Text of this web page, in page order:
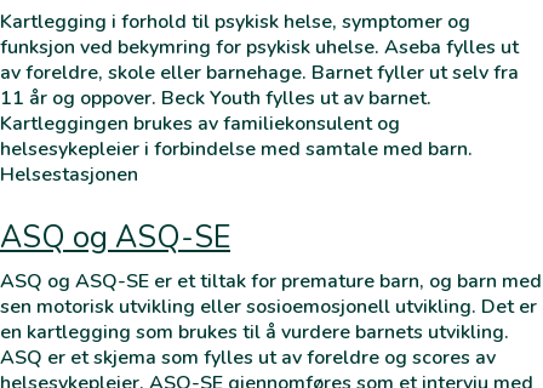
Kartlegging i forhold til psykisk helse, symptomer og
funksjon ved bekymring for psykisk uhelse. Aseba fylles ut
av foreldre, skole eller barnehage. Barnet fyller ut selv fra
11 år og oppover. Beck Youth fylles ut av barnet.
Kartleggingen brukes av familiekonsulent og
helsesykepleier i forbindelse med samtale med barn.
Helsestasjonen
ASQ og ASQ-SE
ASQ og ASQ-SE er et tiltak for premature barn, og barn med
sen motorisk utvikling eller sosioemosjonell utvikling. Det er
en kartlegging som brukes til å vurdere barnets utvikling.
ASQ er et skjema som fylles ut av foreldre og scores av